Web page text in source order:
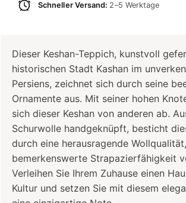
Schneller Versand: 2–5 Werktage
Dieser Keshan-Teppich, kunstvoll
historischen Stadt Kashan im
Persiens, zeichnet sich durch seine
Ornamente aus. Mit seiner hohen
sich dieser Keshan von anderen ab.
Schurwolle handgeknüpft, besticht
durch eine herausragende
bemerkenswerte Strapazierfähigkeit
Verleihen Sie Ihrem Zuhause einen
Kultur und setzen Sie mit diesem